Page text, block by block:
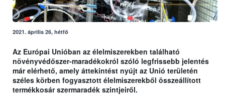
2021. április 26, hétfő
Az Európai Unióban az élelmiszerekben található
növényvédőszer-maradékokról szóló legfrissebb jelentés
már elérhető, amely áttekintést nyújt az Unió területén
széles körben fogyasztott élelmiszerekből összeállított
termékkosár szermaradék szintjeiről.